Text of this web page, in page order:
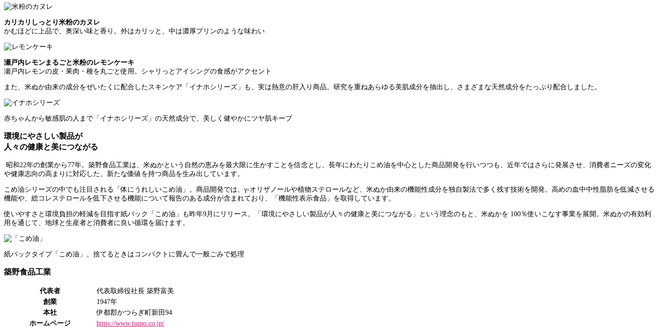
カリカリしっとり米粉のカヌレ
かむほどに上品で、奥深い味と香り。外はカリッと、中は濃厚プリンのような味わい
瀬戸内レモンまるごと米粉のレモンケーキ
瀬戸内レモンの皮・果肉・種を丸ごと使用。シャリっとアイシングの食感がアクセント
また、米ぬか由来の成分をぜいたくに配合したスキンケア「イナホシリーズ」も、実は熱意の肝入り商品。研究を重ねあらゆる美肌成分を抽出し、さまざまな天然成分をたっぷり配合しました。
赤ちゃんから敏感肌の人まで「イナホシリーズ」の天然成分で、美しく健やかにツヤ肌キープ
環境にやさしい製品が
人々の健康と美につながる
昭和22年の創業から77年。築野食品工業は、米ぬかという自然の恵みを最大限に生かすことを信念とし、長年にわたりこめ油を中心とした商品開発を行いつつも、近年ではさらに発展させ、消費者ニーズの変化
や健康志向の高まりに対応した、新たな価値を持つ商品を生み出しています。
こめ油シリーズの中でも注目される「体にうれしいこめ油」。商品開発では、γ-オリザノールや植物ステロールなど、米ぬか由来の機能性成分を独自製法で多く残す技術を開発。高めの血中中性脂肪を低減させる
機能や、総コレステロールを低下させる機能について報告のある成分が含まれており、「機能性表示食品」を取得しています。
使いやすさと環境負担の軽減を目指す紙パック「こめ油」も昨年9月にリリース。「環境にやさしい製品が人々の健康と美につながる」という理念のもと、米ぬかを 100％使いこなす事業を展開。米ぬかの有効利
用を通じて、地球と生産者と消費者に良い循環を届けます。
紙パックタイプ「こめ油」。捨てるときはコンパクトに畳んで一般ごみで処理
築野食品工業
代表者
代表取締役社長 築野富美
創業
1947年
本社
伊都郡かつらぎ町新田94
ホームページ
https://www.tsuno.co.jp/